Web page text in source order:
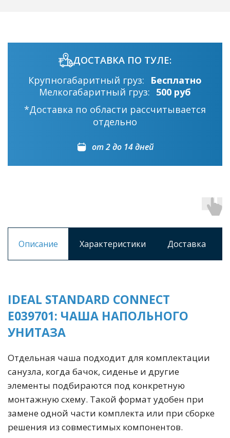
ДОСТАВКА ПО ТУЛЕ:
Крупногабаритный груз:
Бесплатно
Мелкогабаритный груз: 500 руб
*Доставка по области рассчитывается
отдельно
от 2 до 14 дней
Описание Характеристики Доставка
IDEAL STANDARD CONNECT
E039701: ЧАША НАПОЛЬНОГО
УНИТАЗА
Отдельная чаша подходит для комплектации
санузла, когда бачок, сиденье и другие
элементы подбираются под конкретную
монтажную схему. Такой формат удобен при
замене одной части комплекта или при сборке
решения из совместимых компонентов.